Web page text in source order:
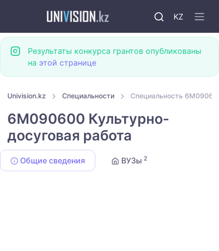
KZ
Результаты конкурса грантов опубликованы
на этой странице
Univision.kz Специальности Специальность
6M090600 Культурно-
досуговая работа
Общие сведения ВУЗы 2